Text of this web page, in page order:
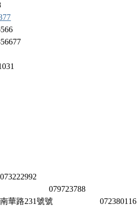
079723788
華路231號號072380116